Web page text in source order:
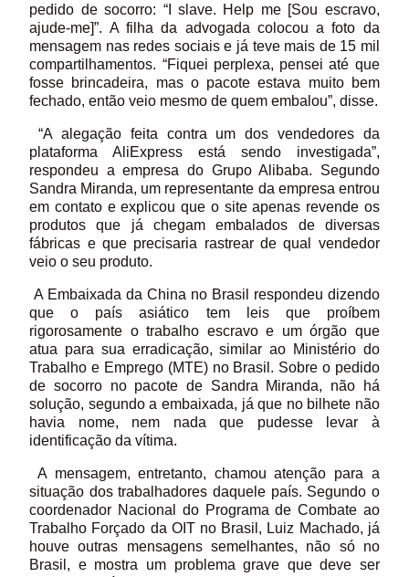
pedido de socorro: “I slave. Help me [Sou escravo,
ajude-me]”. A filha da advogada colocou a foto da
mensagem nas redes sociais e já teve mais de 15 mil
compartilhamentos. “Fiquei perplexa, pensei até que
fosse brincadeira, mas o pacote estava muito bem
fechado, então veio mesmo de quem embalou”, disse.
“A alegação feita contra um dos vendedores da
plataforma AliExpress está sendo investigada”,
respondeu a empresa do Grupo Alibaba. Segundo
Sandra Miranda, um representante da empresa entrou
em contato e explicou que o site apenas revende os
produtos que já chegam embalados de diversas
fábricas e que precisaria rastrear de qual vendedor
veio o seu produto.
A Embaixada da China no Brasil respondeu dizendo
que o país asiático tem leis que proíbem
rigorosamente o trabalho escravo e um órgão que
atua para sua erradicação, similar ao Ministério do
Trabalho e Emprego (MTE) no Brasil. Sobre o pedido
de socorro no pacote de Sandra Miranda, não há
solução, segundo a embaixada, já que no bilhete não
havia nome, nem nada que pudesse levar à
identificação da vítima.
A mensagem, entretanto, chamou atenção para a
situação dos trabalhadores daquele país. Segundo o
coordenador Nacional do Programa de Combate ao
Trabalho Forçado da OIT no Brasil, Luiz Machado, já
houve outras mensagens semelhantes, não só no
Brasil, e mostra um problema grave que deve ser